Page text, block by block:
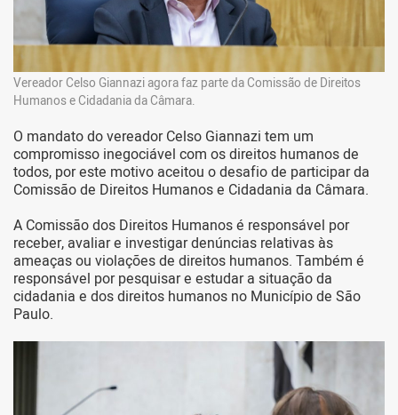
Vereador Celso Giannazi agora faz parte da Comissão de Direitos
Humanos e Cidadania da Câmara.
O mandato do vereador Celso Giannazi tem um
compromisso inegociável com os direitos humanos de
todos, por este motivo aceitou o desafio de participar da
Comissão de Direitos Humanos e Cidadania da Câmara.
A Comissão dos Direitos Humanos é responsável por
receber, avaliar e investigar denúncias relativas às
ameaças ou violações de direitos humanos. Também é
responsável por pesquisar e estudar a situação da
cidadania e dos direitos humanos no Município de São
Paulo.